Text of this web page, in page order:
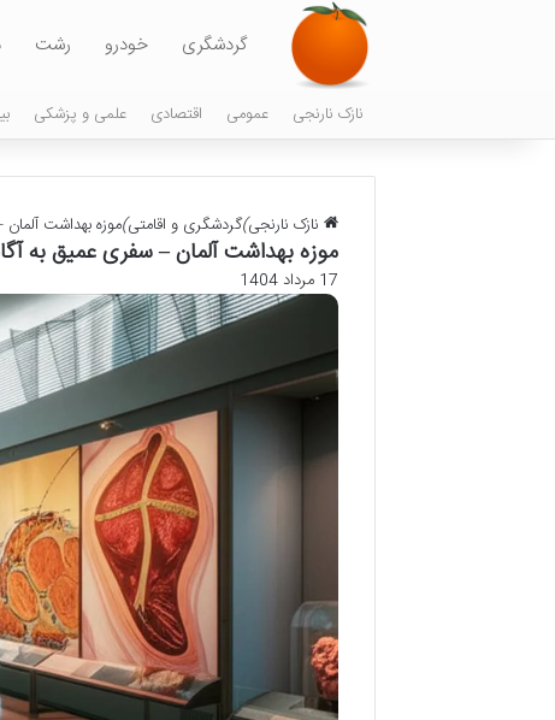
گردشگری خودرو رشت
نازک نارنجی عمومی اقتصادی علمی و پزشکی
نازک نارنجی)گردشگری و اقامتی)موزه بهداشت
موزه بهداشت آلمان – سفری عمیق به
17 مرداد 1404